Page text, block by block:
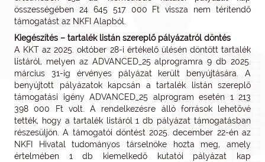
összességében 24 645 517 000 Ft vissza nem térítendő
támogatást az NKFI Alapból.
Kiegészítés – tartalék listán szereplő pályázatról döntés
A KKT az 2025. október 28-i értékelő ülésén döntött tartalék
listáról, melyen az ADVANCED_25 alprogramra 9 db 2025.
március 31-ig érvényes pályázat került benyújtására. A
benyújtott pályázatok kapcsán a tartalék listán szereplő
támogatási igény ADVANCED_25 alprogram esetén 1 213
398 000 Ft volt. A rendelkezésre álló források lehetővé
tették, hogy a tartalék listáról 1 db pályázat támogatásban
részesüljön. A támogatói döntést 2025. december 22-én az
NKFI Hivatal tudományos társelnöke hozta meg, amely
értelmében 1 db kiemelkedő kutatói pályázat kap